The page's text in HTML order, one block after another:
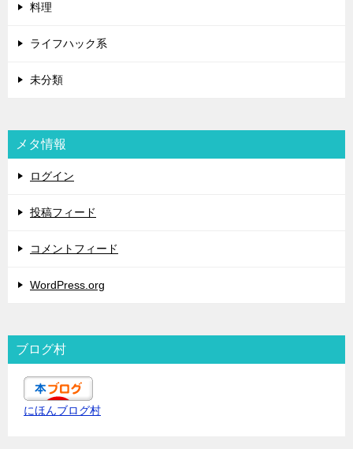
料理
ライフハック系
未分類
メタ情報
ログイン
投稿フィード
コメントフィード
WordPress.org
ブログ村
にほんブログ村